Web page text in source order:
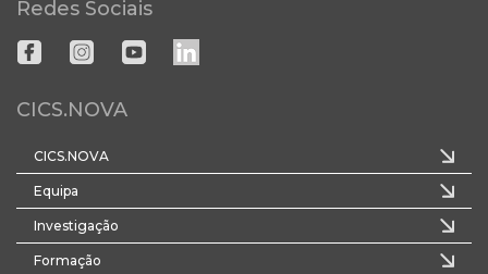
Redes Sociais
CICS.NOVA
CICS.NOVA
Equipa
Investigação
Formação